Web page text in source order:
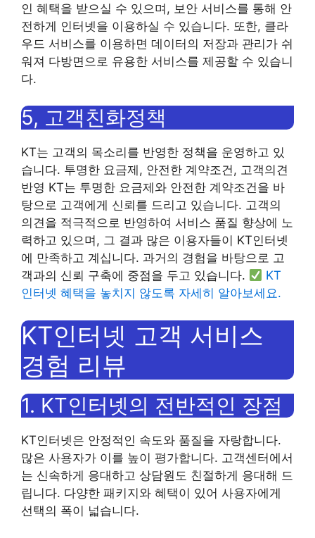
인 혜택을 받으실 수 있으며, 보안 서비스를 통해 안
전하게 인터넷을 이용하실 수 있습니다. 또한, 클라
우드 서비스를 이용하면 데이터의 저장과 관리가 쉬
워져 다방면으로 유용한 서비스를 제공할 수 있습니
다.
5, 고객친화정책
KT는 고객의 목소리를 반영한 ​​정책을 운영하고 있
습니다. 투명한 요금제, 안전한 계약조건, 고객의견
반영 KT는 투명한 요금제와 안전한 계약조건을 바
탕으로 고객에게 신뢰를 드리고 있습니다. 고객의
의견을 적극적으로 반영하여 서비스 품질 향상에 노
력하고 있으며, 그 결과 많은 이용자들이 KT인터넷
에 만족하고 계십니다. 과거의 경험을 바탕으로 고
객과의 신뢰 구축에 중점을 두고 있습니다.
KT
인터넷 혜택을 놓치지 않도록 자세히 알아보세요.
KT인터넷 고객 서비스
경험 리뷰
1. KT인터넷의 전반적인 장점
KT인터넷은 안정적인 속도와 품질을 자랑합니다.
많은 사용자가 이를 높이 평가합니다. 고객센터에서
는 신속하게 응대하고 상담원도 친절하게 응대해 드
립니다. 다양한 패키지와 혜택이 있어 사용자에게
선택의 폭이 넓습니다.